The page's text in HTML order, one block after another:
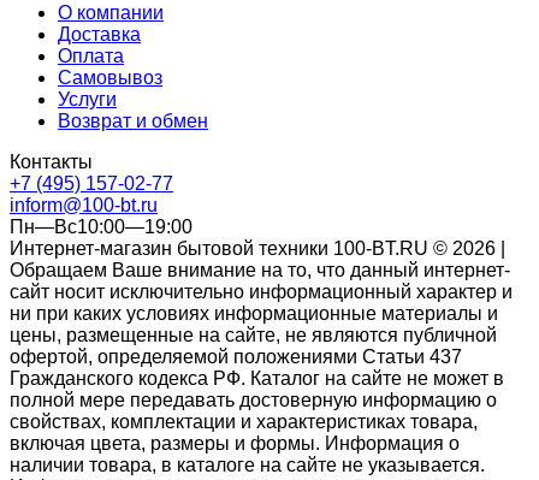
О компании
Доставка
Оплата
Самовывоз
Услуги
Возврат и обмен
Контакты
+7 (495) 157-02-77
inform@100-bt.ru
Пн—Вс10:00—19:00
Интернет-магазин бытовой техники 100-BT.RU © 2026 |
Обращаем Ваше внимание на то, что данный интернет-
сайт носит исключительно информационный характер и
ни при каких условиях информационные материалы и
цены, размещенные на сайте, не являются публичной
офертой, определяемой положениями Статьи 437
Гражданского кодекса РФ. Каталог на сайте не может в
полной мере передавать достоверную информацию о
свойствах, комплектации и характеристиках товара,
включая цвета, размеры и формы. Информация о
наличии товара, в каталоге на сайте не указывается.